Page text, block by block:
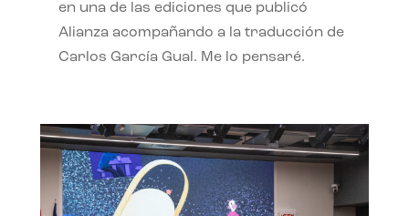
en una de las ediciones que publicó
Alianza acompañando a la traducción de
Carlos García Gual. Me lo pensaré.